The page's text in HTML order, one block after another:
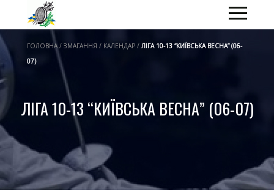
ГОЛОВНА / ЗМАГАННЯ / КАЛЕНДАР /ЛІГА 10-13 “КИЇВСЬКА ВЕСНА” (06-
07)
ЛІГА 10-13 “КИЇВСЬКА ВЕСНА” (06-07)